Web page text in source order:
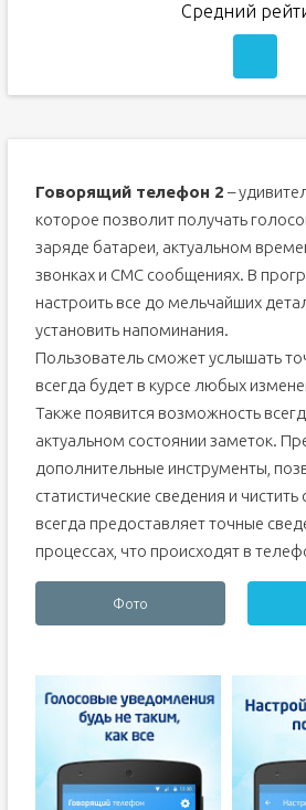
Средний
Говорящий телефон 2 –
которое позволит получать
заряде батареи, актуальном
звонках и СМС сообщениях. В
настроить все до мельчайших
установить напоминания.
Пользователь сможет услышать
всегда будет в курсе любых
Также появится возможность
актуальном состоянии заметок.
дополнительные инструменты,
статистические сведения и
всегда предоставляет точные
процессах, что происходят в
Фото